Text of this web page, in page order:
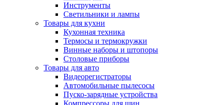
Инструменты
Светильники и лампы
Товары для кухни
Кухонная техника
Термосы и термокружки
Винные наборы и штопоры
Столовые приборы
Товары для авто
Видеорегистраторы
Автомобильные пылесосы
Пуско-зарядные устройства
Компрессоры для шин